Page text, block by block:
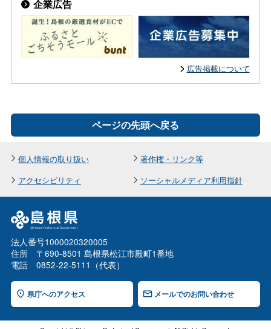
企業広告
広告掲載について
ページの先頭へ戻る
個人情報の取り扱い
著作権・リンク等
アクセシビリティ
ソーシャルメディア利用指針
法人番号1000020320005
住所 〒690-8501 島根県松江市殿町1番地
電話 0852-22-5111（代表）
県庁へのアクセス メールでのお問い合わせ